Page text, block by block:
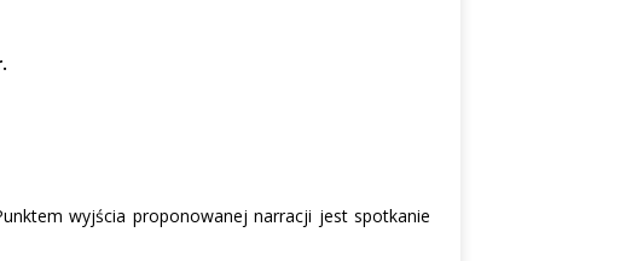
wyjścia proponowanej narracji jest spotkanie